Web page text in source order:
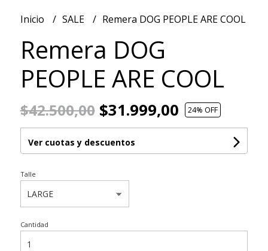
Inicio SALE Remera DOG PEOPLE ARE COOL
Remera DOG
PEOPLE ARE COOL
$42.500,00$31.999,00 24% OFF
Ver cuotas y descuentos
Talle
Cantidad